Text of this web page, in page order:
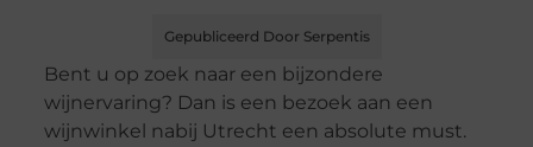
Gepubliceerd Door Serpentis
Bent u op zoek naar een bijzondere
wijnervaring? Dan is een bezoek aan een
wijnwinkel nabij Utrecht een absolute must.